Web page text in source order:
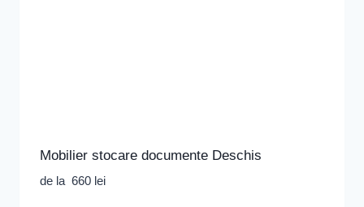
Mobilier stocare documente Deschis
de la 660 lei